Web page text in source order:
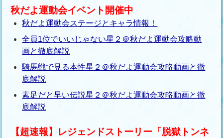
秋だよ運動会イベント開催中
秋だよ運動会ステージとキャラ情報！
全員1位でいいじゃない星２＠秋だよ運動会攻略動
画と徹底解説
騎馬戦で見る本性星２＠秋だよ運動会攻略動画と徹
底解説
素足だと早い伝説星２＠秋だよ運動会攻略動画と徹
底解説
【超速報】レジェンドストーリー「脱獄トンネ